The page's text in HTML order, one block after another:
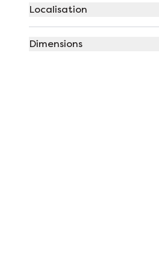
Localisation
Dimensions